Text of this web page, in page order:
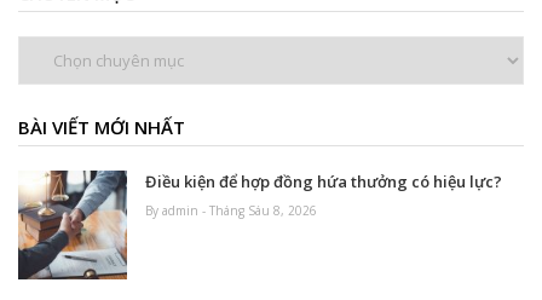
BÀI VIẾT MỚI NHẤT
Điều kiện để hợp đồng hứa thưởng có hiệu lực?
By admin - Tháng Sáu 8, 2026